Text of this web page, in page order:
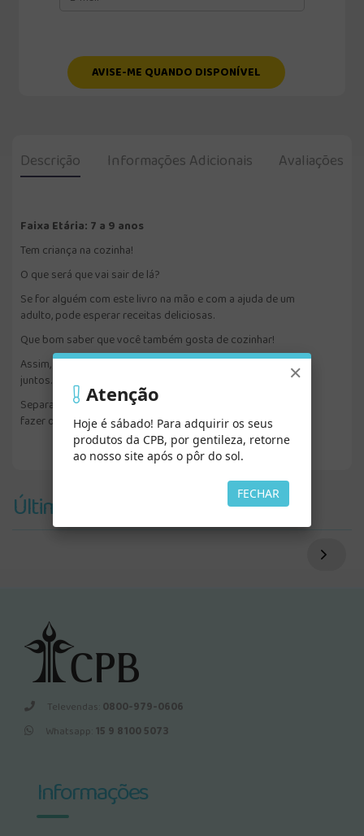
AVISE-ME QUANDO DISPONÍVEL
Descrição Informações Adicionais Avaliações
Faixa Etária: 7 a 9 anos
Tem criança na cozinha!
O que será que vai sair de lá?
Se for alguém com este livro na mão e com a ajuda de um
adulto, pode esperar receitas deliciosas.
Que bom saber que você também gosta de cozinhar!
Assim, poderemos fazer um montão de coisas gostosas
juntos.
Separamos nossas receitas favoritas para você preparar e
fazer o maior sucesso na sua casa.
Últimos Vistos
Televendas: 0800-979-0606
Whatsapp: 15 9 8100 5073
Informações
×
Atenção
Hoje é sábado! Para adquirir os seus
produtos da CPB, por gentileza, retorne
ao nosso site após o pôr do sol.
FECHAR